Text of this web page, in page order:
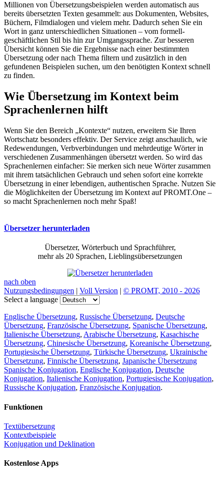
Millionen von Übersetzungsbeispielen werden automatisch aus
bereits übersetzten Texten gesammelt: aus Dokumenten, Websites,
Büchern, Filmdialogen und vielem mehr. Dadurch sehen Sie ein
Wort in ganz unterschiedlichen Situationen – vom formell-
geschäftlichen Stil bis hin zur Umgangssprache. Zur besseren
Übersicht können Sie die Ergebnisse nach einer bestimmten
Übersetzung oder nach Thema filtern und zusätzlich in den
gefundenen Beispielen suchen, um den benötigten Kontext schnell
zu finden.
Wie Übersetzung im Kontext beim
Sprachenlernen hilft
Wenn Sie den Bereich „Kontexte“ nutzen, erweitern Sie Ihren
Wortschatz besonders effektiv. Der Service zeigt anschaulich, wie
Redewendungen, Verbverbindungen und mehrdeutige Wörter in
verschiedenen Zusammenhängen übersetzt werden. So wird das
Sprachenlernen einfacher: Sie merken sich neue Wörter zusammen
mit ihrem tatsächlichen Gebrauch und sehen sofort eine korrekte
Übersetzung in einer lebendigen, authentischen Sprache. Nutzen Sie
die Möglichkeiten der Übersetzung im Kontext auf PROMT.One –
so macht Sprachenlernen noch mehr Spaß!
Übersetzer herunterladen
Übersetzer, Wörterbuch und Sprachführer,
mehr als 20 Sprachen, Lieblingsübersetzungen
nach oben
Nutzungsbedingungen | Voll Version | © PROMT, 2010 - 2026
Select a language
Englische Übersetzung, Russische Übersetzung, Deutsche
Übersetzung, Französische Übersetzung, Spanische Übersetzung,
Italienische Übersetzung, Arabische Übersetzung, Kasachische
Übersetzung, Chinesische Übersetzung, Koreanische Übersetzung,
Portugiesische Übersetzung, Türkische Übersetzung, Ukrainische
Übersetzung, Finnische Übersetzung, Japanische Übersetzung
Spanische Konjugation, Englische Konjugation, Deutsche
Konjugation, Italienische Konjugation, Portugiesische Konjugation,
Russische Konjugation, Französische Konjugation.
Funktionen
Textübersetzung
Kontextbeispiele
Konjugation und Deklination
Kostenlose Apps